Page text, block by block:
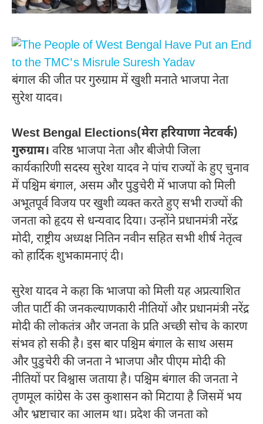
बंगाल की जीत पर गुरुग्राम में खुशी मनाते भाजपा नेता
सुरेश यादव।
West Bengal Elections(मेरा हरियाणा नेटवर्क)
गुरुग्राम। वरिष्ठ भाजपा नेता और बीजेपी जिला
कार्यकारिणी सदस्य सुरेश यादव ने पांच राज्यों के हुए चुनाव
में पश्चिम बंगाल, असम और पुडुचेरी में भाजपा को मिली
अभूतपूर्व विजय पर खुशी व्यक्त करते हुए सभी राज्यों की
जनता को हृदय से धन्यवाद दिया। उन्होंने प्रधानमंत्री नरेंद्र
मोदी, राष्ट्रीय अध्यक्ष नितिन नवीन सहित सभी शीर्ष नेतृत्व
को हार्दिक शुभकामनाएं दी।
सुरेश यादव ने कहा कि भाजपा को मिली यह अप्रत्याशित
जीत पार्टी की जनकल्याणकारी नीतियों और प्रधानमंत्री नरेंद्र
मोदी की लोकतंत्र और जनता के प्रति अच्छी सोच के कारण
संभव हो सकी है। इस बार पश्चिम बंगाल के साथ असम
और पुडुचेरी की जनता ने भाजपा और पीएम मोदी की
नीतियों पर विश्वास जताया है। पश्चिम बंगाल की जनता ने
तृणमूल कांग्रेस के उस कुशासन को मिटाया है जिसमें भय
और भ्रष्टाचार का आलम था। प्रदेश की जनता को